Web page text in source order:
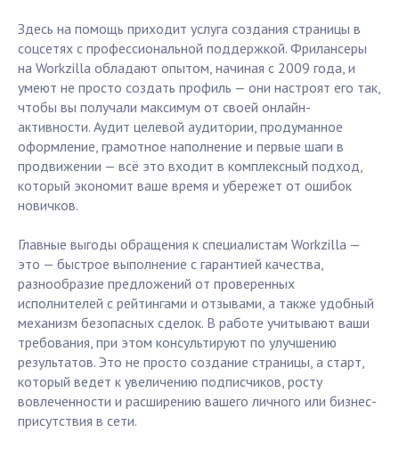
Здесь на помощь приходит услуга создания страницы в
соцсетях с профессиональной поддержкой. Фрилансеры
на Workzilla обладают опытом, начиная с 2009 года, и
умеют не просто создать профиль — они настроят его так,
чтобы вы получали максимум от своей онлайн-
активности. Аудит целевой аудитории, продуманное
оформление, грамотное наполнение и первые шаги в
продвижении — всё это входит в комплексный подход,
который экономит ваше время и убережет от ошибок
новичков.
Главные выгоды обращения к специалистам Workzilla —
это — быстрое выполнение с гарантией качества,
разнообразие предложений от проверенных
исполнителей с рейтингами и отзывами, а также удобный
механизм безопасных сделок. В работе учитывают ваши
требования, при этом консультируют по улучшению
результатов. Это не просто создание страницы, а старт,
который ведет к увеличению подписчиков, росту
вовлеченности и расширению вашего личного или бизнес-
присутствия в сети.